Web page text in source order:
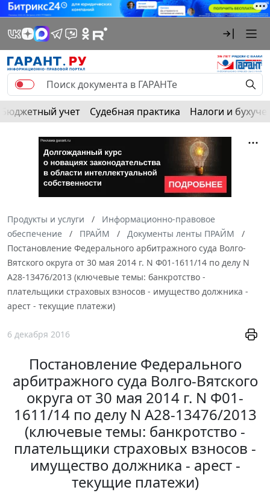
Бюджетный учет Судебная практика Налоги и
Продукты и услуги
Информационно-правовое
обеспечение
ПРАЙМ
Документы ленты ПРАЙМ
Постановление Федерального арбитражного суда Волго-
Вятского округа от 30 мая 2014 г. N Ф01-1611/14 по делу N
А28-13476/2013 (ключевые темы: банкротство -
плательщики страховых взносов - имущество должника -
арест - текущие платежи)
6 декабря 2016
Постановление Федерального
арбитражного суда Волго-Вятского
округа от 30 мая 2014 г. N Ф01-
1611/14 по делу N А28-13476/2013
(ключевые темы: банкротство -
плательщики страховых взносов -
имущество должника - арест -
текущие платежи)